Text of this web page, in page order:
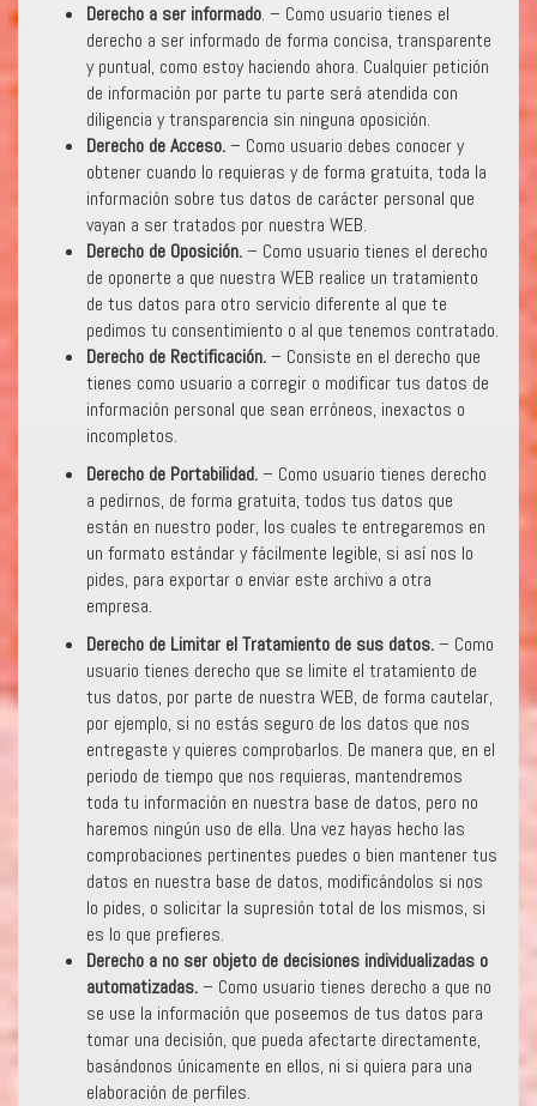
Derecho a ser informado. – Como usuario tienes el
derecho a ser informado de forma concisa, transparente
y puntual, como estoy haciendo ahora. Cualquier petición
de información por parte tu parte será atendida con
diligencia y transparencia sin ninguna oposición.
Derecho de Acceso.– Como usuario debes conocer y
obtener cuando lo requieras y de forma gratuita, toda la
información sobre tus datos de carácter personal que
vayan a ser tratados por nuestra WEB.
Derecho de Oposición.– Como usuario tienes el derecho
de oponerte a que nuestra WEB realice un tratamiento
de tus datos para otro servicio diferente al que te
pedimos tu consentimiento o al que tenemos contratado.
Derecho de Rectificación.– Consiste en el derecho que
tienes como usuario a corregir o modificar tus datos de
información personal que sean erróneos, inexactos o
incompletos.
Derecho de Portabilidad.– Como usuario tienes derecho
a pedirnos, de forma gratuita, todos tus datos que
están en nuestro poder, los cuales te entregaremos en
un formato estándar y fácilmente legible, si así nos lo
pides, para exportar o enviar este archivo a otra
empresa.
Derecho de Limitar el Tratamiento de sus datos.– Como
usuario tienes derecho que se limite el tratamiento de
tus datos, por parte de nuestra WEB, de forma cautelar,
por ejemplo, si no estás seguro de los datos que nos
entregaste y quieres comprobarlos. De manera que, en el
periodo de tiempo que nos requieras, mantendremos
toda tu información en nuestra base de datos, pero no
haremos ningún uso de ella. Una vez hayas hecho las
comprobaciones pertinentes puedes o bien mantener tus
datos en nuestra base de datos, modificándolos si nos
lo pides, o solicitar la supresión total de los mismos, si
es lo que prefieres.
Derecho a no ser objeto de decisiones individualizadas o
automatizadas.– Como usuario tienes derecho a que no
se use la información que poseemos de tus datos para
tomar una decisión, que pueda afectarte directamente,
basándonos únicamente en ellos, ni si quiera para una
elaboración de perfiles.